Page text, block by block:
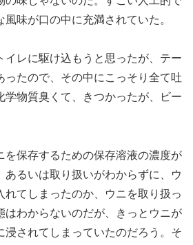
味が口の中に充満されていた。
イレに駆け込もうと思ったが、テー
ったので、その中にこっそり全て吐
学物質臭くて、きつかったが、ビー
を保存するための保存溶液の濃度が
あるいは取り扱いがわからずに、ウ
れてしまったのか、ウニを取り扱っ
はわからないのだが、きっとウニが
浸されてしまっていたのだろう。そ